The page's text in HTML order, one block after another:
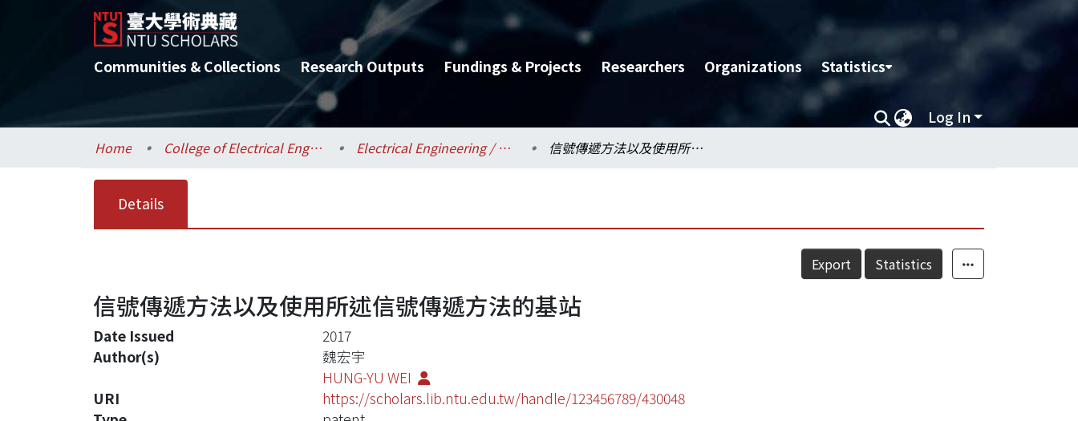
Communities & Collections Research Outputs Fundings & Projects Researchers Organizations Statistics
Log In
Home College of Electrical Engineering and Computer Science / 電機資訊學院 Electrical Engineering / 電機工程學系 信號傳遞方法以及使用所述信號傳遞方法的基站
Details
Export Statistics
信號傳遞方法以及使用所述信號傳遞方法的基站
Date Issued
2017
Author(s)
魏宏宇
HUNG-YU WEI
URI
https://scholars.lib.ntu.edu.tw/handle/123456789/430048